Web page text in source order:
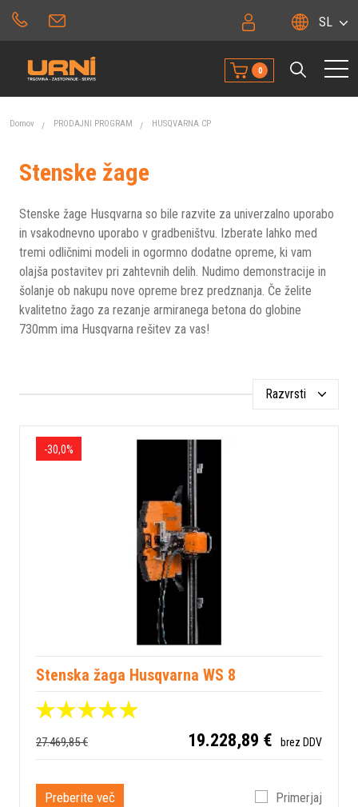
SL
0
Domov PRODAJNI PROGRAM HUSQVARNA CP
Stenske žage
Stenske žage Husqvarna so bile razvite za univerzalno uporabo
in vsakodnevno uporabo v gradbeništvu. Izberate lahko med
tremi odličnimi modeli in ogormno dodatne opreme, ki vam
olajša postavitev pri zahtevnih delih. Nudimo demonstracije in
šolanje ob nakupu nove opreme brez predznanja. Če želite
kvalitetno žago za rezanje armiranega betona do globine
730mm ima Husqvarna rešitev za vas!
Razvrsti
-30,0%
Stenska žaga Husqvarna WS 8
27.469,85 € 19.228,89 € brez DDV
Preberite več Primerjaj